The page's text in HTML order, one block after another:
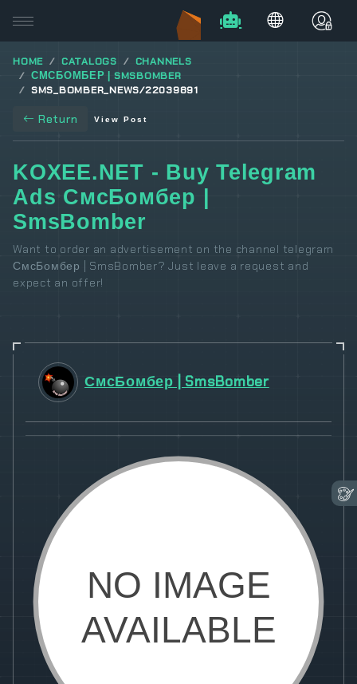
HOME CATALOGS
CHANNELS
СМСБОМБЕР | SMSBOMBER
SMS_BOMBER_NEWS/22039891
Return View Post
KOXEE.NET - Buy Telegram
Ads СмсБомбер |
SmsBomber
Want to order an advertisement on the channel telegram
СмсБомбер | SmsBomber? Just leave a request and
expect an offer!
СмсБомбер | SmsBomber